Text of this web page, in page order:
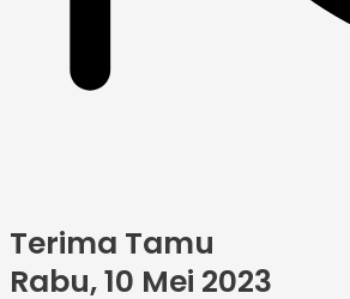
Terima Tamu
Rabu, 10 Mei 2023